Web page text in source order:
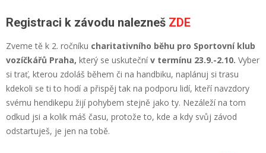
Registraci k závodu nalezneš ZDE
Zveme tě k 2. ročníku charitativního běhu pro Sportovní klub
vozíčkářů Praha, který se uskutečnív termínu 23.9.-2.10. Vyber
si trať, kterou zdoláš během či na handbiku, naplánuj si trasu
kdekoli se ti to hodí a přispěj tak na podporu lidí, kteří navzdory
svému hendikepu žijí pohybem stejně jako ty. Nezáleží na tom
odkud jsi a kolik máš času, protože to, kde a kdy svůj závod
odstartuješ, je jen na tobě.